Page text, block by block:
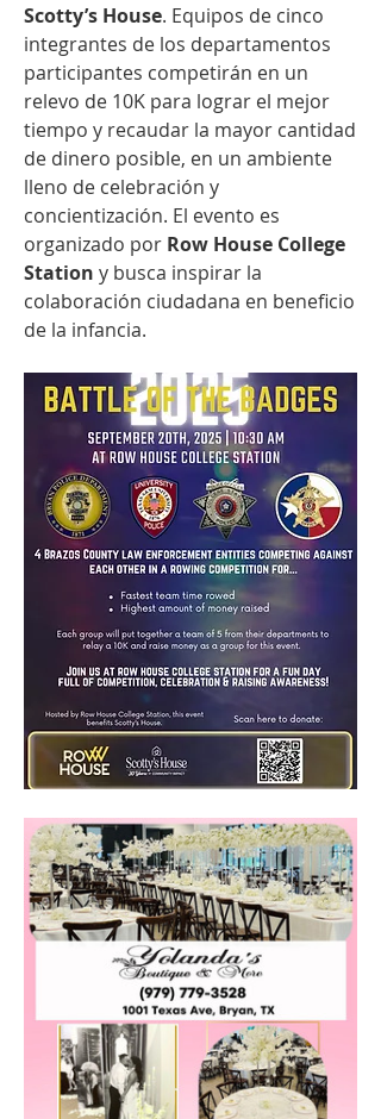
Scotty’s House. Equipos de cinco
integrantes de los departamentos
participantes competirán en un
relevo de 10K para lograr el mejor
tiempo y recaudar la mayor cantidad
de dinero posible, en un ambiente
lleno de celebración y
concientización. El evento es
organizado por Row House College
Station y busca inspirar la
colaboración ciudadana en beneficio
de la infancia.